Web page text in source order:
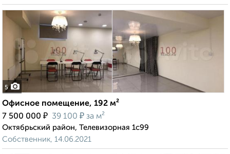
5
Офисное помещение, 192 м²
7 500 000 ₽ 39 100 ₽ за м²
Октябрьский район, Телевизорная 1с99
Собственник, 14.06.2021